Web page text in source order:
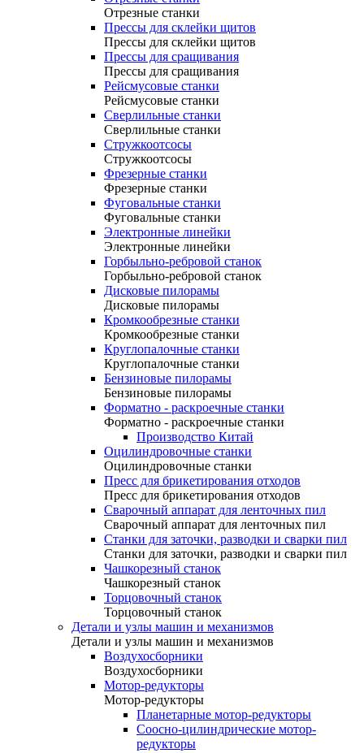
Отрезные станки
Прессы для склейки щитов
Прессы для склейки щитов
Прессы для сращивания
Прессы для сращивания
Рейсмусовые станки
Рейсмусовые станки
Сверлильные станки
Сверлильные станки
Стружкоотсосы
Стружкоотсосы
Фрезерные станки
Фрезерные станки
Фуговальные станки
Фуговальные станки
Электронные линейки
Электронные линейки
Горбыльно-ребровой станок
Горбыльно-ребровой станок
Дисковые пилорамы
Дисковые пилорамы
Кромкообрезные станки
Кромкообрезные станки
Круглопалочные станки
Круглопалочные станки
Бензиновые пилорамы
Бензиновые пилорамы
Форматно - раскроечные станки
Форматно - раскроечные станки
Производство Китай
Оцилиндровочные станки
Оцилиндровочные станки
Пресс для брикетирования отходов
Пресс для брикетирования отходов
Сварочный аппарат для ленточных пил
Сварочный аппарат для ленточных пил
Станки для заточки, разводки и сварки пил
Станки для заточки, разводки и сварки пил
Чашкорезный станок
Чашкорезный станок
Торцовочный станок
Торцовочный станок
Детали и узлы машин и механизмов
Детали и узлы машин и механизмов
Воздухосборники
Воздухосборники
Мотор-редукторы
Мотор-редукторы
Планетарные мотор-редукторы
Соосно-цилиндрические мотор-
редукторы